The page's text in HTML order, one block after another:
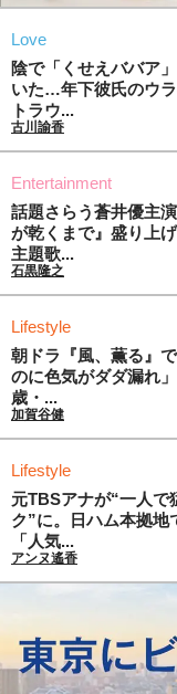
Love
陰で「くせえババア
いた…年下彼氏のウ
トラウ...
古川諭香
Entertainment
話題さらう蒼井優主
が乾くまで』盛り上
主題歌...
石黒隆之
Lifestyle
朝ドラ『風、薫る』
のに色気がダダ漏れ
歳・...
加賀谷健
Lifestyle
元TBSアナが“一人で
ク”に。日ハム本拠地
「人気...
アンヌ遙香